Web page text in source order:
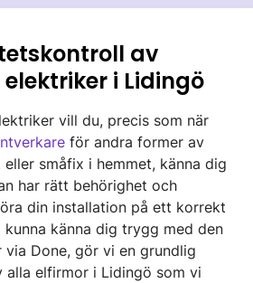
av
i Lidingö
vill du, precis som när
för andra former av
småfix i hemmet, känna dig
har rätt behörighet och
din installation på ett korrekt
känna dig trygg med den
Done, gör vi en grundlig
elfirmor i Lidingö som vi